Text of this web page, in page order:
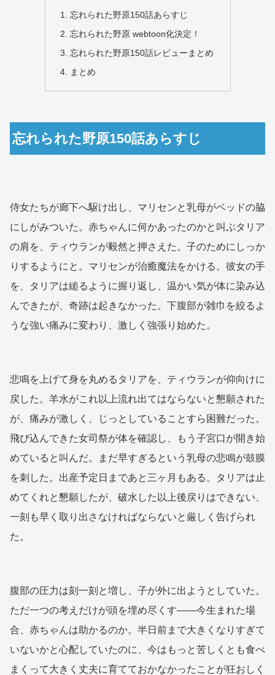
忘れられた野原150話あらすじ
忘れられた野原 webtoon化決定！
忘れられた野原150話レビューまとめ
まとめ
忘れられた野原150話あらすじ
侍女たちが廊下へ駆け出し、マリセンと乳母がベッドの脇
にしがみついた。赤ちゃんに何かあったのかと叫ぶタリア
の肩を、ティウランが毅然と押さえた。子のためにしっか
りするようにと。マリセンが治癒魔法をかける。彼女の手
を、タリアは縋るように握り返し、温かい気が体に染み込
んできたが、奇跡は起きなかった。下腹部が雑巾を絞るよ
うな強い痛みに変わり、激しく強張り始めた。
悲鳴を上げて身を丸めるタリアを、ティウランが仰向けに
戻した。羊水がこれ以上流れ出てはならないと懇願された
が、痛みが激しく、じっとしていることすら困難だった。
飛び込んできた女司祭が体を確認し、もう子宮口が開き始
めていると叫んだ。まだ早すぎるという乳母の悲鳴が鼓膜
を刺した。出産予定日まであと三ヶ月もある。タリアは止
めてくれと懇願したが、破水した以上後戻りはできない、
一刻も早く取り出さなければならないと厳しく告げられ
た。
腹部の圧力は刻一刻と増し、子が外に出ようとしていた。
ただ一つの考えだけが頭を埋め尽くす——今生まれた場
合、赤ちゃんは助かるのか。半日前まで大きくなりすぎて
いないかと心配していたのに、今はもっと苦しくとも食べ
まくって大きく丈夫に育てておかなかったことが狂おしく